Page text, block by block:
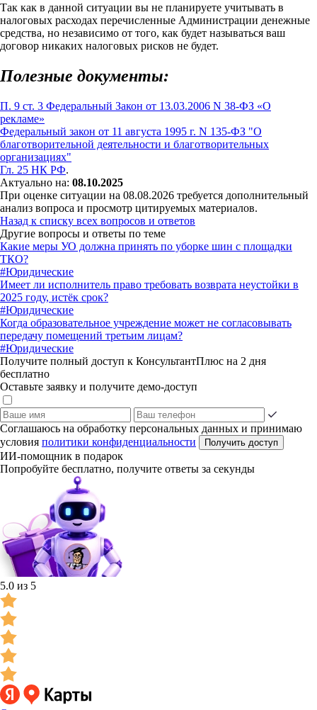
Так как в данной ситуации вы не планируете учитывать в
налоговых расходах перечисленные Администрации денежные
средства, но независимо от того, как будет называться ваш
договор никаких налоговых рисков не будет.
Полезные документы:
П. 9 ст. 3 Федеральный Закон от 13.03.2006 N 38-ФЗ «О
рекламе»
Федеральный закон от 11 августа 1995 г. N 135-ФЗ "О
благотворительной деятельности и благотворительных
организациях"
Гл. 25 НК РФ.
Актуально на: 08.10.2025
При оценке ситуации на 08.08.2026 требуется дополнительный
анализ вопроса и просмотр цитируемых материалов.
Назад к списку всех вопросов и ответов
Другие вопросы и ответы по теме
Какие меры УО должна принять по уборке шин с площадки
ТКО?
#Юридические
Имеет ли исполнитель право требовать возврата неустойки в
2025 году, истёк срок?
#Юридические
Когда образовательное учреждение может не согласовывать
передачу помещений третьим лицам?
#Юридические
Получите полный доступ к КонсультантПлюс на 2 дня
бесплатно
Оставьте заявку и получите демо-доступ
Соглашаюсь на обработку персональных данных и принимаю
условия политики конфиденциальности Получить доступ
ИИ-помощник в подарок
Попробуйте бесплатно, получите ответы за секунды
5.0 из 5